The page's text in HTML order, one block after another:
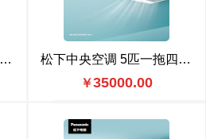
松下中央空调 5匹一拖四（CU-ME45BS6） 豪华款
松下中央空调 5匹一拖四（CU-ME45BS6） 标准款
￥35000.00